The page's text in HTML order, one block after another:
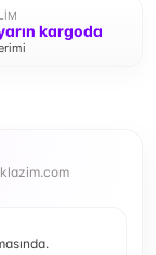
kargoda